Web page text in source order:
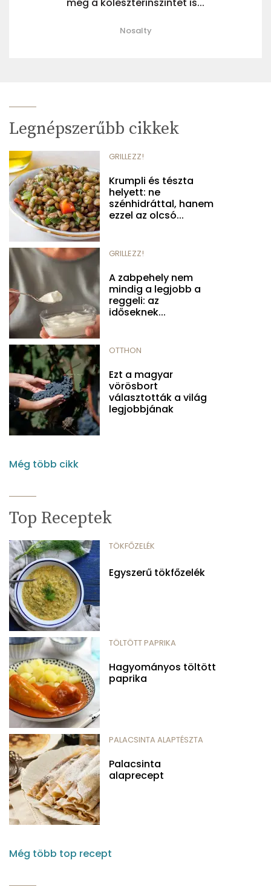
Nosalty
Legnépszerűbb cikkek
GRILLEZZ!
Krumpli és tészta
helyett: ne
szénhidráttal, hanem
ezzel az olcsó...
GRILLEZZ!
A zabpehely nem
mindig a legjobb a
reggeli: az
időseknek...
OTTHON
Ezt a magyar
vörösbort
választották a világ
legjobbjának
Még több cikk
Top Receptek
TÖKFŐZELÉK
Egyszerű tökfőzelék
TÖLTÖTT PAPRIKA
Hagyományos töltött
paprika
PALACSINTA ALAPTÉSZTA
Palacsinta
alaprecept
Még több top recept